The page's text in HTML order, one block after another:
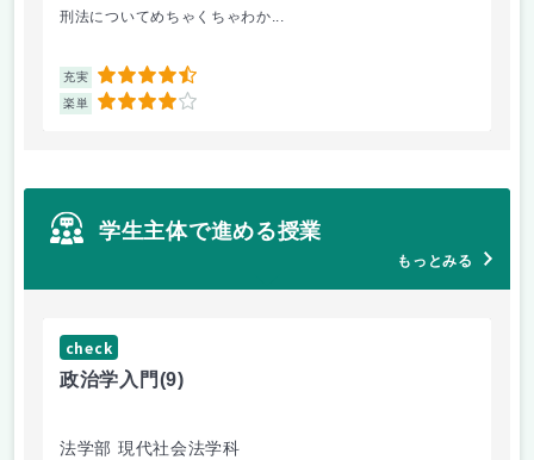
刑法についてめちゃくちゃわか...
充実 4.5
楽単 4
学生主体で進める授業
もっとみる
check
政治学入門(9)
法学部 現代社会法学科